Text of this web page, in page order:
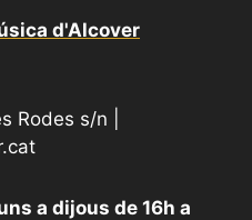
d'Alcover
Rodes s/n |
a dijous de 16h a